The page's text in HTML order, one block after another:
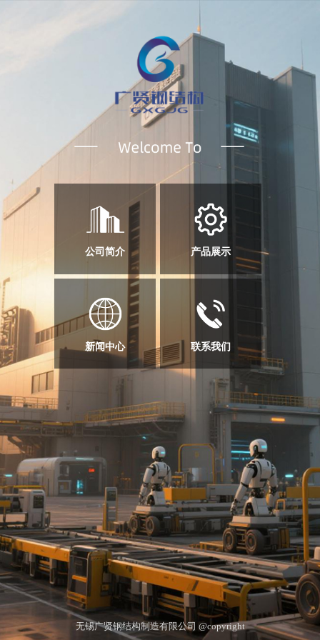
公司简介 产品展示
新闻中心 联系我们
无锡广贤钢结构制造有限公司 @copyright